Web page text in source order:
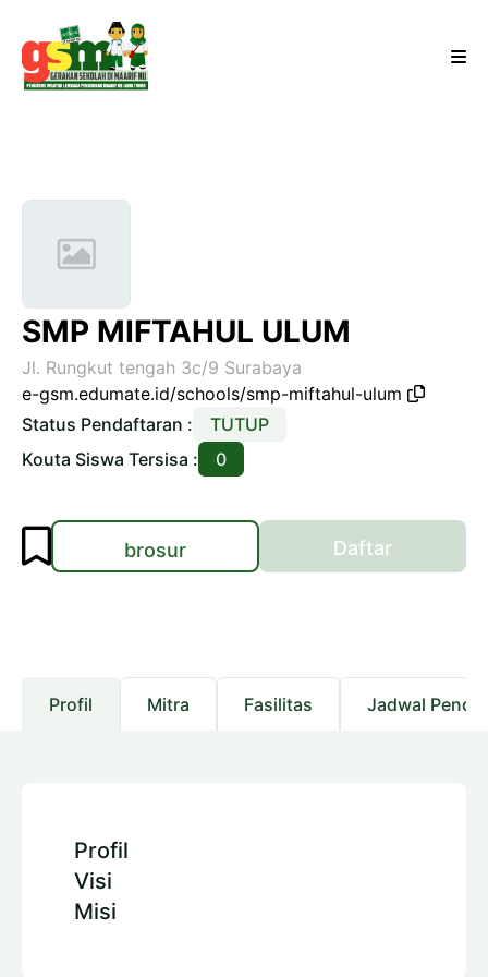
SMP MIFTAHUL ULUM
Jl. Rungkut tengah 3c/9 Surabaya
e-gsm.edumate.id/schools/smp-miftahul-ulum
Status Pendaftaran :
TUTUP
Kouta Siswa Tersisa :
0
brosur Daftar
Profil Mitra Fasilitas Jadwal
Profil
Visi
Misi